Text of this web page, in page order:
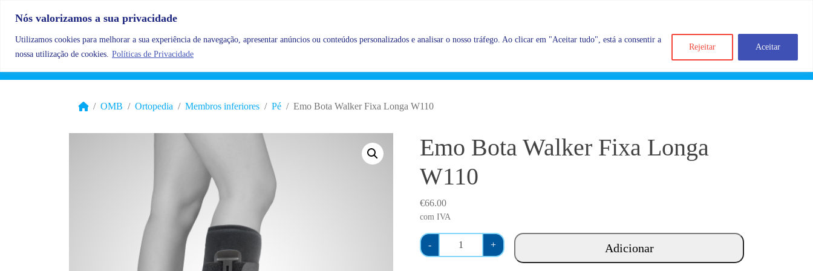
Nós valorizamos a sua privacidade
Utilizamos cookies para melhorar a sua experiência de navegação, apresentar anúncios ou conteúdos personalizados e analisar o nosso tráfego. Ao clicar em "Aceitar tudo", está a consentir a
nossa utilização de cookies. Políticas de Privacidade
Rejeitar Aceitar
Search Account
OMB Ortopedia Membros inferiores Pé Emo Bota Walker Fixa Longa W110
Emo Bota Walker Fixa Longa
W110
€66.00
com IVA
-
Q
u
+ Adicionar